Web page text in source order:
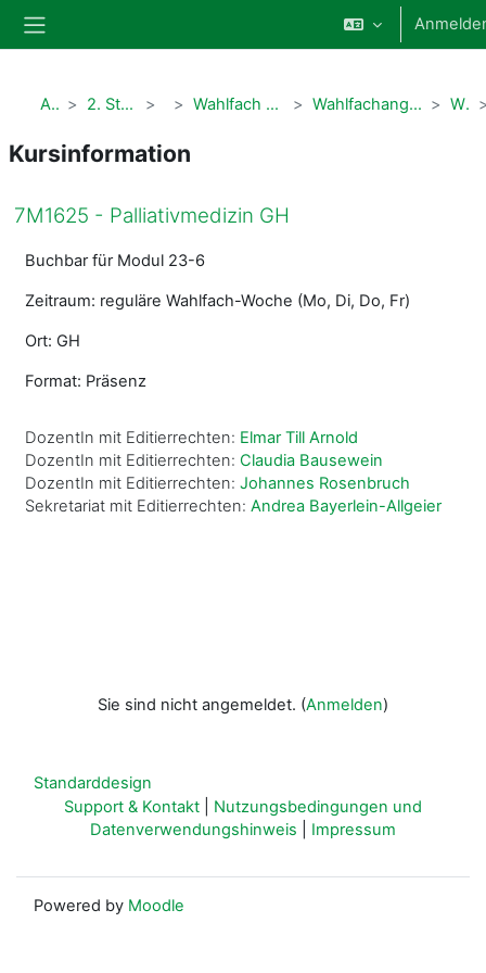
Website-Übersicht
Alle Kurse 2. Studienabschnitt Humanmedizin Modul 5 Wahlfach 2. Studienabschnitt (7M1625 + ehemalige PWS) Wahlfachangebote der Psychologie, Neurologie und Palliativmedizin WF Palliativmedizin
Kursinformation
7M1625 - Palliativmedizin GH
Buchbar für Modul 23-6
Zeitraum: reguläre Wahlfach-Woche (Mo, Di, Do, Fr)
Ort: GH
Format: Präsenz
DozentIn mit Editierrechten: Elmar Till Arnold
DozentIn mit Editierrechten: Claudia Bausewein
DozentIn mit Editierrechten: Johannes Rosenbruch
Sekretariat mit Editierrechten: Andrea Bayerlein-Allgeier
Sie sind nicht angemeldet. (Anmelden)
Standarddesign
Support & Kontakt
Nutzungsbedingungen und
Datenverwendungshinweis
Impressum
Powered by Moodle